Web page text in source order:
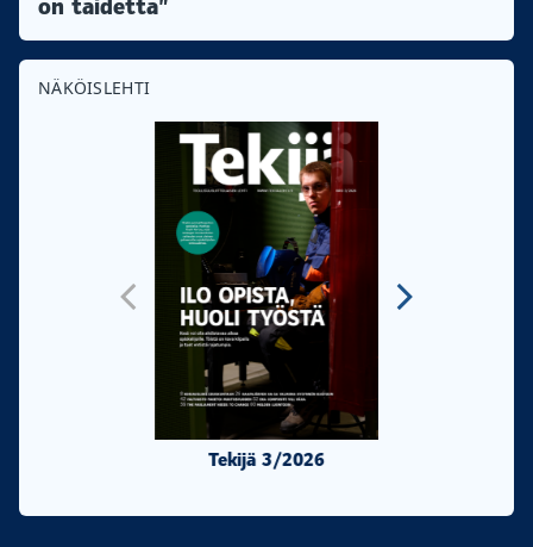
NÄKÖISLEHTI
Tekijä 3/2026